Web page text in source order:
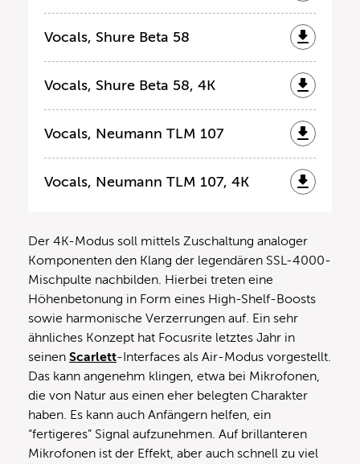
Vocals, Shure Beta 58
Vocals, Shure Beta 58, 4K
Vocals, Neumann TLM 107
Vocals, Neumann TLM 107, 4K
Der 4K-Modus soll mittels Zuschaltung analoger
Komponenten den Klang der legendären SSL-4000-
Mischpulte nachbilden. Hierbei treten eine
Höhenbetonung in Form eines High-Shelf-Boosts
sowie harmonische Verzerrungen auf. Ein sehr
ähnliches Konzept hat Focusrite letztes Jahr in
seinen Scarlett-Interfaces als Air-Modus vorgestellt.
Das kann angenehm klingen, etwa bei Mikrofonen,
die von Natur aus einen eher belegten Charakter
haben. Es kann auch Anfängern helfen, ein
“fertigeres” Signal aufzunehmen. Auf brillanteren
Mikrofonen ist der Effekt, aber auch schnell zu viel